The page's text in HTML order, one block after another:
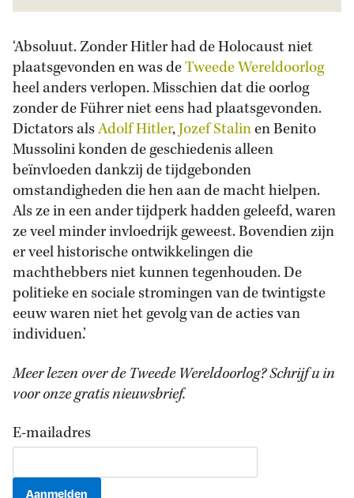
‘Absoluut. Zonder Hitler had de Holocaust niet
plaatsgevonden en was deTweede Wereldoorlog
heel anders verlopen. Misschien dat die oorlog
zonder de Führer niet eens had plaatsgevonden.
Dictators alsAdolf Hitler,Jozef Stalinen Benito
Mussolini konden de geschiedenis alleen
beïnvloeden dankzij de tijdgebonden
omstandigheden die hen aan de macht hielpen.
Als ze in een ander tijdperk hadden geleefd, waren
ze veel minder invloedrijk geweest. Bovendien zijn
er veel historische ontwikkelingen die
machthebbers niet kunnen tegenhouden. De
politieke en sociale stromingen van de twintigste
eeuw waren niet het gevolg van de acties van
individuen.’
Meer lezen over de Tweede Wereldoorlog? Schrijf u in
voor onze gratis nieuwsbrief.
E-mailadres